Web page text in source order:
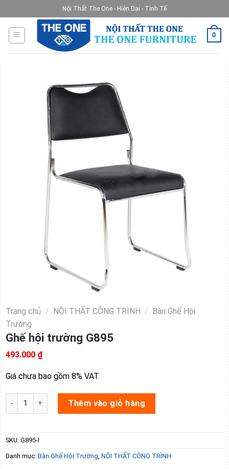
to
content
Nội Thất The One - Hiện Đại - Tinh Tế
0
Trang chủ / NỘI THẤT CÔNG TRÌNH / Bàn Ghế Hội
Trường
Ghế hội trường G895
493.000 ₫
Giá chưa bao gồm 8% VAT
Ghế hội trường G895 số lượng
Thêm vào giỏ hàng
SKU: G895-I
Danh mục: Bàn Ghế Hội Trường, NỘI THẤT CÔNG TRÌNH